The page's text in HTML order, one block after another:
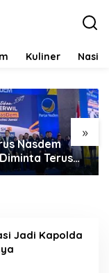
Kuliner
»
Nasdem
Terus
dan
Jadi Kapolda